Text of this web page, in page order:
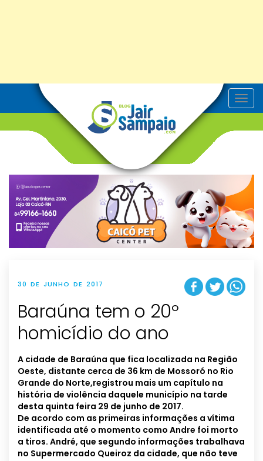
T
o
v
g
t
i
o
n
30 DE JUNHO DE 2017
Baraúna tem o 20º
homicídio do ano
A cidade de Baraúna que fica localizada na Região
Oeste, distante cerca de 36 km de Mossoró no Rio
Grande do Norte,registrou mais um capítulo na
história de violência daquele município na tarde
desta quinta feira 29 de junho de 2017.
De acordo com as primeiras informações a vítima
identificada até o momento como Andre foi morto
a tiros. André, que segundo informações trabalhava
no Supermercado Queiroz da cidade, que não teve